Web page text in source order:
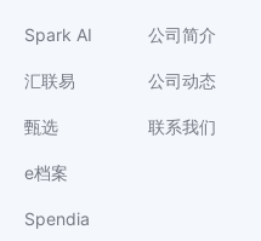
Spark AI
汇联易
甄选
e档案
Spendia
公司简介
公司动态
联系我们